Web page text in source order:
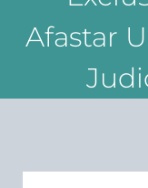
Afastar